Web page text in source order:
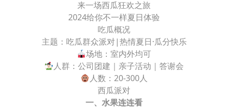
来一场西瓜狂欢之旅
2024给你不一样夏日体验
吃瓜概况
主题：吃瓜群众派对|热情夏日·瓜分快乐
场地：室内外均可
人群：公司团建｜亲子活动｜答谢会
人数：20-300人
西瓜派对
一、水果连连看